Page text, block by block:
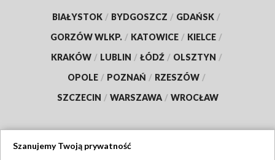
BIAŁYSTOK / BYDGOSZCZ / GDAŃSK /
GORZÓW WLKP. / KATOWICE / KIELCE /
KRAKÓW / LUBLIN / ŁÓDŹ / OLSZTYN /
OPOLE / POZNAŃ / RZESZÓW /
SZCZECIN / WARSZAWA / WROCŁAW
Szanujemy Twoją prywatność